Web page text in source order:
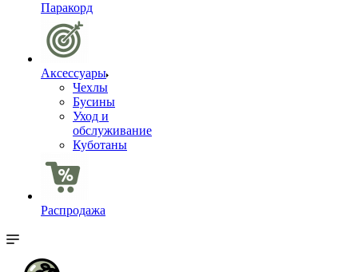
Паракорд
Аксессуары
Чехлы
Бусины
Уход и
обслуживание
Куботаны
Распродажа